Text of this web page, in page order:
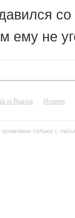
ему не
in Russia Италия
возможно только с